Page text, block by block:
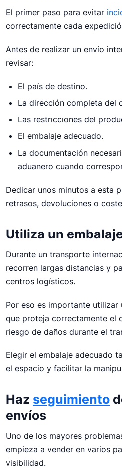
El primer paso para evitar
correctamente cada
Antes de realizar un envío
revisar:
El país de destino.
La dirección completa del
Las restricciones del
El embalaje adecuado.
La documentación
aduanero cuando
Dedicar unos minutos a esta
retrasos, devoluciones o
Utiliza un
Durante un transporte
recorren largas distancias y
centros logísticos.
Por eso es importante utilizar
que proteja correctamente el
riesgo de daños durante el
Elegir el embalaje adecuado
el espacio y facilitar la
Haz seguimiento
envíos
Uno de los mayores
empieza a vender en varios
visibilidad.